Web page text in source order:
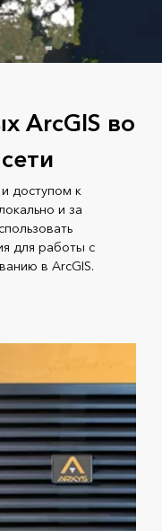
ArcGIS во
доступом к
и за
для работы с
в ArcGIS.